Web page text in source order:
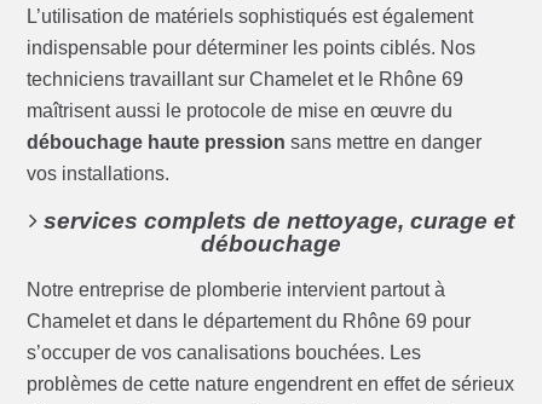
L’utilisation de matériels sophistiqués est également
indispensable pour déterminer les points ciblés. Nos
techniciens travaillant sur Chamelet et le Rhône 69
maîtrisent aussi le protocole de mise en œuvre du
débouchage haute pression sans mettre en danger
vos installations.
services complets de nettoyage, curage et
débouchage
Notre entreprise de plomberie intervient partout à
Chamelet et dans le département du Rhône 69 pour
s’occuper de vos canalisations bouchées. Les
problèmes de cette nature engendrent en effet de sérieux